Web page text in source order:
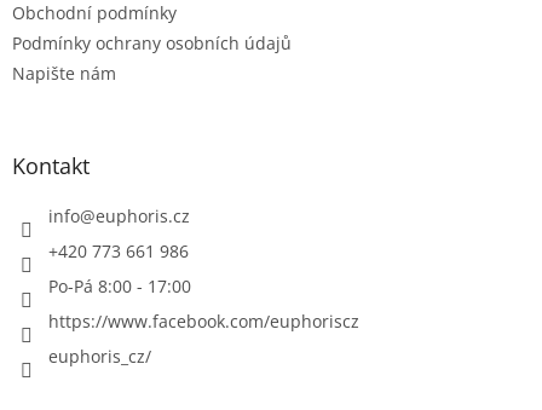
Obchodní podmínky
Podmínky ochrany osobních údajů
Napište nám
Kontakt
info@euphoris.cz
+420 773 661 986
Po-Pá 8:00 - 17:00
https://www.facebook.com/euphoriscz
euphoris_cz/